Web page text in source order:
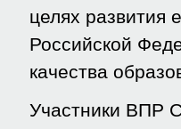
целях развития
Российской
качества
Участники ВПР